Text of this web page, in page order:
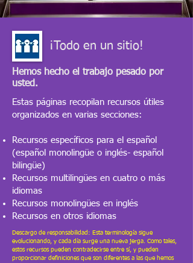
¡Todo en un sitio!
Hemos hecho el trabajo pesado por
usted.
Estas páginas recopilan recursos útiles
organizados en varias secciones:
Recursos específicos para el español
(español monolingüe o inglés- español
bilingüe)
Recursos multilingües en cuatro o más
idiomas
Recursos monolingües en inglés
Recursos en otros idiomas
Descargo de responsabilidad: Esta terminología sigue
evolucionando, y cada día surge una nueva jerga. Como tales,
estos recursos pueden contradecirse entre sí, y pueden
proporcionar definiciones que son diferentes a las que hemos